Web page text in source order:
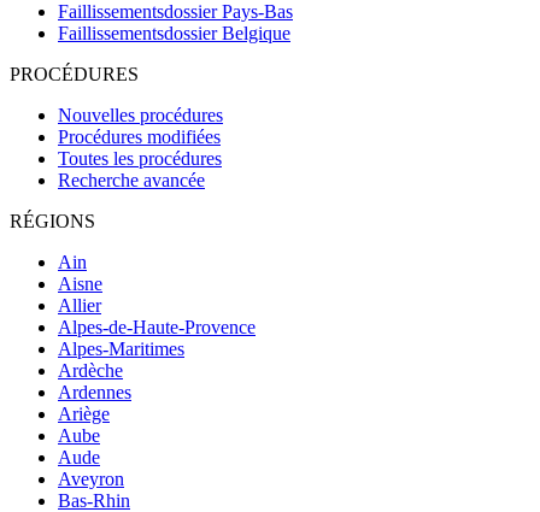
Faillissementsdossier Pays-Bas
Faillissementsdossier Belgique
PROCÉDURES
Nouvelles procédures
Procédures modifiées
Toutes les procédures
Recherche avancée
RÉGIONS
Ain
Aisne
Allier
Alpes-de-Haute-Provence
Alpes-Maritimes
Ardèche
Ardennes
Ariège
Aube
Aude
Aveyron
Bas-Rhin